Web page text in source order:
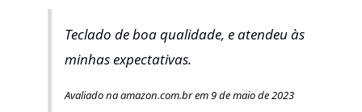
Teclado de boa qualidade, e atendeu às
minhas expectativas.
Avaliado na amazon.com.br em 9 de maio de 2023